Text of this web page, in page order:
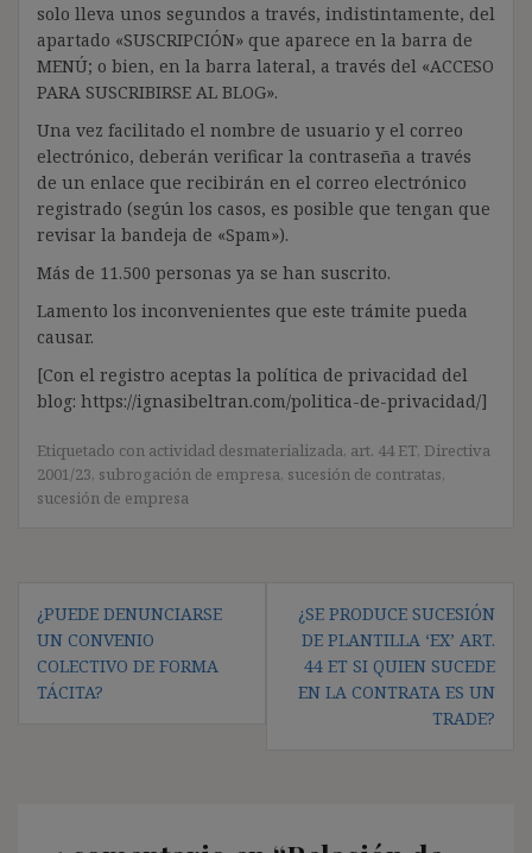
solo lleva unos segundos a través, indistintamente, del
apartado «SUSCRIPCIÓN» que aparece en la barra de
MENÚ; o bien, en la barra lateral, a través del «ACCESO
PARA SUSCRIBIRSE AL BLOG».
Una vez facilitado el nombre de usuario y el correo
electrónico, deberán verificar la contraseña a través
de un enlace que recibirán en el correo electrónico
registrado (según los casos, es posible que tengan que
revisar la bandeja de «Spam»).
Más de 11.500 personas ya se han suscrito.
Lamento los inconvenientes que este trámite pueda
causar.
[Con el registro aceptas la política de privacidad del
blog: https://ignasibeltran.com/politica-de-privacidad/]
Etiquetado con actividad desmaterializada, art. 44 ET, Directiva
2001/23, subrogación de empresa, sucesión de contratas,
sucesión de empresa
de
entradas
¿PUEDE DENUNCIARSE
UN CONVENIO
COLECTIVO DE FORMA
TÁCITA?
¿SE PRODUCE SUCESIÓN
DE PLANTILLA ‘EX’ ART.
44 ET SI QUIEN SUCEDE
EN LA CONTRATA ES UN
TRADE?